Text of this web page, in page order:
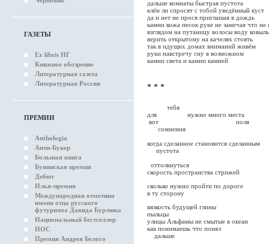
ГАЗЕТЫ
Ex libris НГ
Книжное обозрение
Литературная газета
Литературная Россия
ПРЕМИИ
Anthologia
Анти-Букер
Большая книга
Бунинская премия
Дебют
Илья-премия
Международная отметина
имени отца русского
футуризма Давида Бурлюка
Национальный бестселлер
НОС
Премия Андрея Белого
дальше комнаты быстрая пустота
клён ли спросят с тобой уведённый куст
да и нет не прося приглашая в дождь
камни кожа песок руке не замечая что не
взглядом на путаницу волосы воду ковыль
верить открытому на качелях стоять
так в идущих домах вниманий живём
руки навстречу сну в возможном
камни света и камни камней
* * *
тебя
для нужно много
вот поля
сомнения
когда сделанное
пустота
оттолкнуться
скорость пространства
сколько нужно пройти по
в ту сторону
вязкость будущей глины
пыльцы
улицы Альфамы не смытые в океан
как понимаешь что
дальше